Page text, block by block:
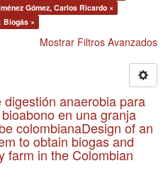
Gómez, Carlos Ricardo ×
Biogás ×
Mostrar Filtros Avanzados
anaerobia para
en una granja
colombianaDesign of an
to obtain biogas and
farm in the Colombian